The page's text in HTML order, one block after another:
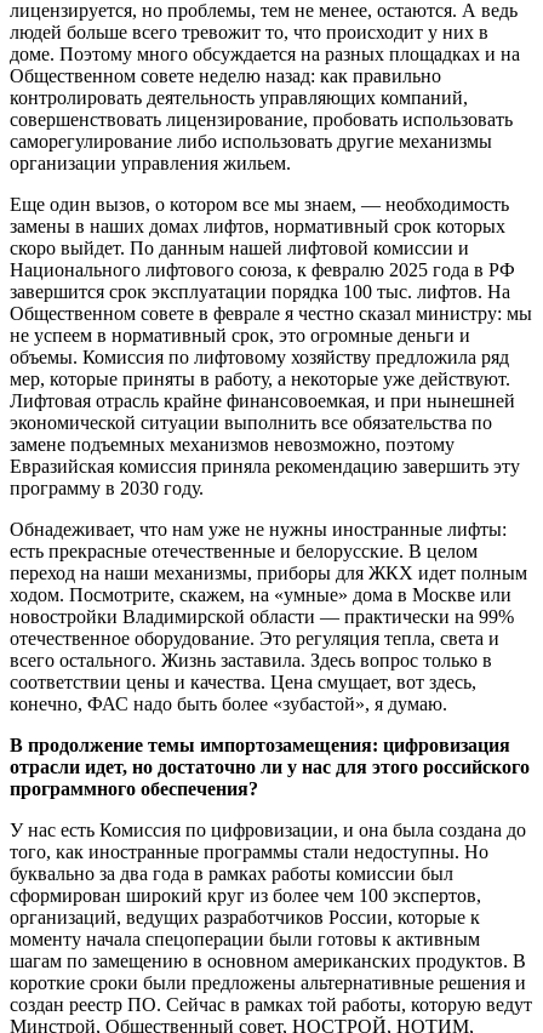
лицензируется, но проблемы, тем не менее, остаются. А ведь
людей больше всего тревожит то, что происходит у них в
доме. Поэтому много обсуждается на разных площадках и на
Общественном совете неделю назад: как правильно
контролировать деятельность управляющих компаний,
совершенствовать лицензирование, пробовать использовать
саморегулирование либо использовать другие механизмы
организации управления жильем.
Еще один вызов, о котором все мы знаем, — необходимость
замены в наших домах лифтов, нормативный срок которых
скоро выйдет. По данным нашей лифтовой комиссии и
Национального лифтового союза, к февралю 2025 года в РФ
завершится срок эксплуатации порядка 100 тыс. лифтов. На
Общественном совете в феврале я честно сказал министру: мы
не успеем в нормативный срок, это огромные деньги и
объемы. Комиссия по лифтовому хозяйству предложила ряд
мер, которые приняты в работу, а некоторые уже действуют.
Лифтовая отрасль крайне финансовоемкая, и при нынешней
экономической ситуации выполнить все обязательства по
замене подъемных механизмов невозможно, поэтому
Евразийская комиссия приняла рекомендацию завершить эту
программу в 2030 году.
Обнадеживает, что нам уже не нужны иностранные лифты:
есть прекрасные отечественные и белорусские. В целом
переход на наши механизмы, приборы для ЖКХ идет полным
ходом. Посмотрите, скажем, на «умные» дома в Москве или
новостройки Владимирской области — практически на 99%
отечественное оборудование. Это регуляция тепла, света и
всего остального. Жизнь заставила. Здесь вопрос только в
соответствии цены и качества. Цена смущает, вот здесь,
конечно, ФАС надо быть более «зубастой», я думаю.
В продолжение темы импортозамещения: цифровизация
отрасли идет, но достаточно ли у нас для этого российского
программного обеспечения?
У нас есть Комиссия по цифровизации, и она была создана до
того, как иностранные программы стали недоступны. Но
буквально за два года в рамках работы комиссии был
сформирован широкий круг из более чем 100 экспертов,
организаций, ведущих разработчиков России, которые к
моменту начала спецоперации были готовы к активным
шагам по замещению в основном американских продуктов. В
короткие сроки были предложены альтернативные решения и
создан реестр ПО. Сейчас в рамках той работы, которую ведут
Минстрой, Общественный совет, НОСТРОЙ, НОТИМ,